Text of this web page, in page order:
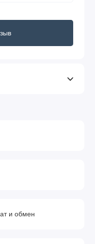
и обмен